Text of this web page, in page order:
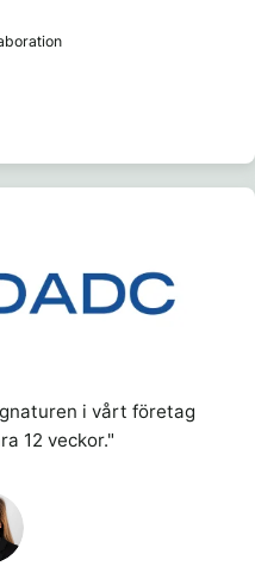
i vårt företag
12 veckor."